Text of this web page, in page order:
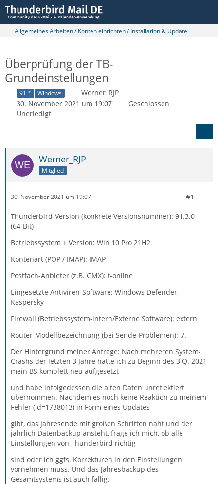
Allgemeines Arbeiten / Konten einrichten / Installation & Update
Überprüfung der TB-
Grundeinstellungen
91.* Windows
Werner_RJP
30. November 2021 um 19:07
Geschlossen
Unerledigt
Werner_RJP
Mitglied
30. November 2021 um 19:07 #1
Thunderbird-Version (konkrete Versionsnummer): 91.3.0
(64-Bit)
Betriebssystem + Version: Win 10 Pro 21H2
Kontenart (POP / IMAP): IMAP
Postfach-Anbieter (z.B. GMX): t-online
Eingesetzte Antiviren-Software: Windows Defender,
Kaspersky
Firewall (Betriebssystem-intern/Externe Software): extern
Router-Modellbezeichnung (bei Sende-Problemen): ./.
Der Hintergrund meiner Anfrage: Nach mehreren System-
Crashs der letzten 3 Jahre hatte ich zu Beginn des 3 Q. 2021
mein BS komplett neu aufgesetzt
und habe infolgedessen die alten Daten unreflektiert
übernommen. Nachdem es noch keine Reaktion zu meinem
Fehler (id=1738013) in Form eines Updates
gibt, das Jahresende mit großen Schritten naht und der
jährlich Datenbackup ansteht, frage ich mich, ob alle
Einstellungen von Thunderbird richtig
sind oder ich ggfs. Korrekturen in den Einstellungen
vornehmen muss. Und das Jahresbackup des
Gesamtsystems ist auch fällig.